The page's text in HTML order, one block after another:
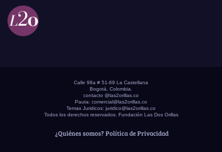
Calle 98a # 51-69 La Castellana
Bogotá, Colombia.
contacto @las2orillas.co
Pauta: comercial@las2orillas.co
Temas Juridicos: juridico@las2orillas.co
Todos los derechos reservados. Fundación Las Dos Orillas
¿Quiénes somos? Política de Privacidad